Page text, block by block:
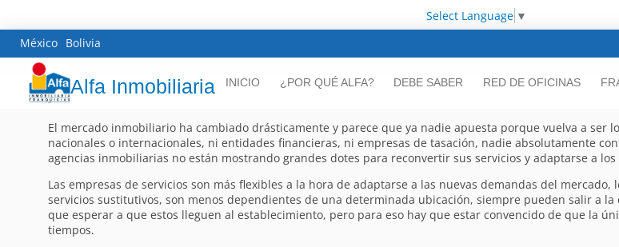
Select Language ▼
México Bolivia
Alfa Inmobiliaria INICIO ¿POR QUÉ ALFA? DEBE SABER RED DE OFICINAS
El mercado inmobiliario ha cambiado drásticamente y parece que ya nadie apuesta porque vuelva a ser
nacionales o internacionales, ni entidades financieras, ni empresas de tasación, nadie absolutamente
agencias inmobiliarias no están mostrando grandes dotes para reconvertir sus servicios y adaptarse a
Las empresas de servicios son más flexibles a la hora de adaptarse a las nuevas demandas del
servicios sustitutivos, son menos dependientes de una determinada ubicación, siempre pueden salir a
que esperar a que estos lleguen al establecimiento, pero para eso hay que estar convencido de que la
tiempos.